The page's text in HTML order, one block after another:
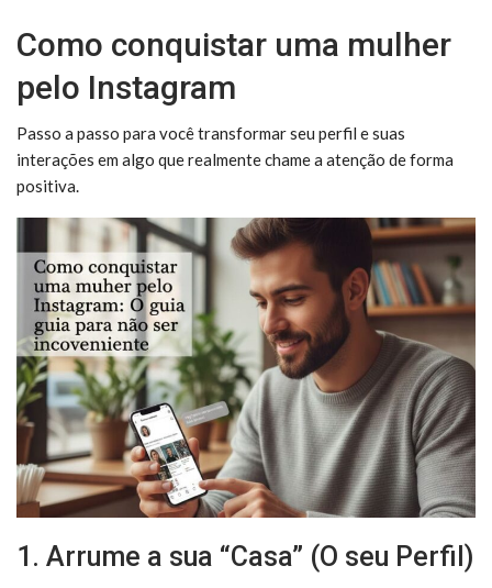
Como conquistar uma mulher
pelo Instagram
Passo a passo para você transformar seu perfil e suas
interações em algo que realmente chame a atenção de forma
positiva.
1. Arrume a sua “Casa” (O seu Perfil)